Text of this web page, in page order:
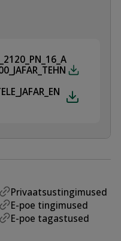
Privaatsustingimused
E-poe tingimused
E-poe tagastused